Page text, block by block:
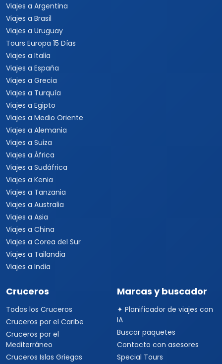
Viajes a Argentina
Viajes a Brasil
Viajes a Uruguay
Tours Europa 15 Días
Viajes a Italia
Viajes a España
Viajes a Grecia
Viajes a Turquía
Viajes a Egipto
Viajes a Medio Oriente
Viajes a Alemania
Viajes a Suiza
Viajes a África
Viajes a Sudáfrica
Viajes a Kenia
Viajes a Tanzania
Viajes a Australia
Viajes a Asia
Viajes a China
Viajes a Corea del Sur
Viajes a Tailandia
Viajes a India
Cruceros
Todos los Cruceros
Cruceros por el Caribe
Cruceros por el
Mediterráneo
Cruceros Islas Griegas
Marcas y buscador
✦ Planificador de viajes con
IA
Buscar paquetes
Contacto con asesores
Special Tours